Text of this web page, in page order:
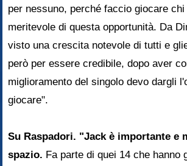
per nessuno, perché faccio giocare
meritevole di questa opportunità. Da
visto una crescita notevole di tutti e
però per essere credibile, dopo aver
miglioramento del singolo devo dargli
giocare".
Su Raspadori. "Jack è importante e
spazio. Fa parte di quei 14 che hanno